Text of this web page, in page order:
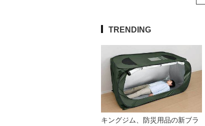
TRENDING
キングジム、防災用品の新ブラ